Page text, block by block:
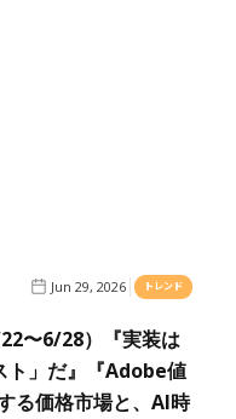
Jun 29, 2026 トレンド
〜6/28）『実装は
ト」だ』『Adobe値
る価格市場と、AI時